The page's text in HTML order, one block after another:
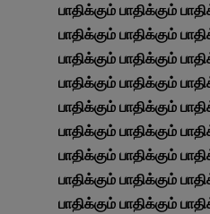
பாதிக்கும் பாதிக்கும்
பாதிக்கும் பாதிக்கும்
பாதிக்கும் பாதிக்கும்
பாதிக்கும் பாதிக்கும்
பாதிக்கும் பாதிக்கும்
பாதிக்கும் பாதிக்கும்
பாதிக்கும் பாதிக்கும்
பாதிக்கும் பாதிக்கும்
பாதிக்கும் பாதிக்கும்